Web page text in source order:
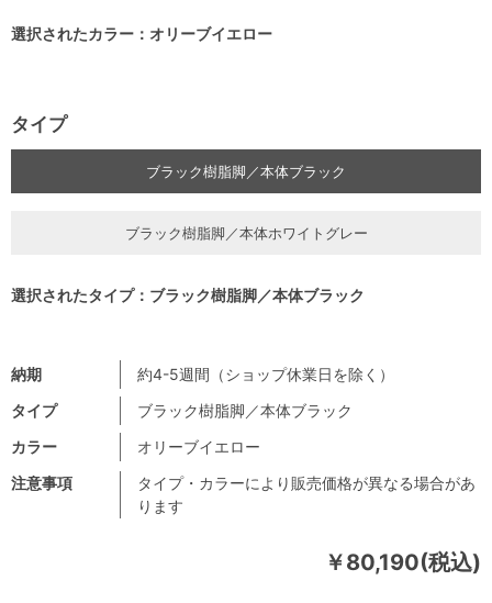
￥80,190(税込)
注意事項
タイプ・カラーにより販売価格が異なる場合があ
ります
納期
約4-5週間（ショップ休業日を除く）
タイプ
ブラック樹脂脚／本体ブラック
カラー
オリーブイエロー
選択されたカラー：オリーブイエロー
タイプ
ブラック樹脂脚／本体ブラック
ブラック樹脂脚／本体ホワイトグレー
選択されたタイプ：ブラック樹脂脚／本体ブラック